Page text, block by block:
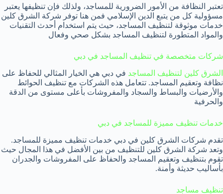
تعتبر النظافة من الأمور الضرورية للمساجد، ولذلك فإن تنظيفها يعتبر
مسؤولية كل من يتبع الدين الإسلامي فمن هنا توفر شركة الشرق كلين
خدمات موثوقة لتنظيف المساجد، حيث يتم استخدام أحدث التقنيات
والمواد المتطورة لتنظيف المساجد بشكل صحي وفعال
شركات متخصصة في تنظيف المساجد في دبي
الشرق كلين لتنظيف المساجد في دبي هي الخيار المثالي للحفاظ على
نظافة وتعقيم المساجد. تتعامل هذه الشركات مع تنظيف الحوائط
والأرضيات والبساط والسجاد والمفروشات بأعلى مستوى من الدقة
والحرفية
خدمات تنظيف مميزة للمساجد في دبي
تقدم شركات الشرق كلين في دبي خدمات تنظيف مميزة للمساجد.
وتعد شركة الشرق كلين للتنظيف من بين الأفضل في هذا المجال حيث
تقوم بتنظيف وتعقيم المساجد والحفاظ على المفروشات والجدران
بأساليب حديثة وأمنة.
تنظيف مساجد